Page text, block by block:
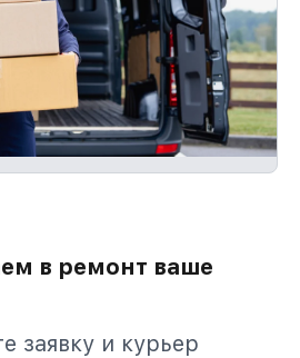
в ремонт ваше
заявку и курьер